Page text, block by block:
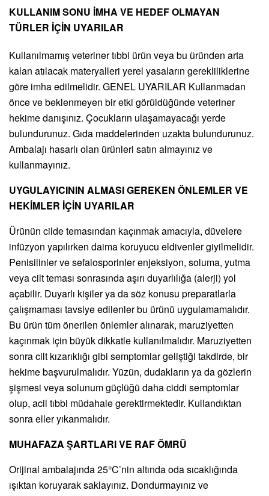
KULLANIM SONU İMHA VE HEDEF OLMAYAN
TÜRLER İÇİN UYARILAR
Kullanılmamış veteriner tıbbi ürün veya bu üründen arta
kalan atılacak materyalleri yerel yasaların gerekliliklerine
göre imha edilmelidir. GENEL UYARILAR Kullanmadan
önce ve beklenmeyen bir etki görüldüğünde veteriner
hekime danışınız. Çocukların ulaşamayacağı yerde
bulundurunuz. Gıda maddelerinden uzakta bulundurunuz.
Ambalajı hasarlı olan ürünleri satın almayınız ve
kullanmayınız.
UYGULAYICININ ALMASI GEREKEN ÖNLEMLER VE
HEKİMLER İÇİN UYARILAR
Ürünün cilde temasından kaçınmak amacıyla, düvelere
infüzyon yapılırken daima koruyucu eldivenler giyilmelidir.
Penisilinler ve sefalosporinler enjeksiyon, soluma, yutma
veya cilt teması sonrasında aşırı duyarlılığa (alerji) yol
açabilir. Duyarlı kişiler ya da söz konusu preparatlarla
çalışmaması tavsiye edilenler bu ürünü uygulamamalıdır.
Bu ürün tüm önerilen önlemler alınarak, maruziyetten
kaçınmak için büyük dikkatle kullanılmalıdır. Maruziyetten
sonra cilt kızarıklığı gibi semptomlar geliştiği takdirde, bir
hekime başvurulmalıdır. Yüzün, dudakların ya da gözlerin
şişmesi veya solunum güçlüğü daha ciddi semptomlar
olup, acil tıbbi müdahale gerektirmektedir. Kullandıktan
sonra eller yıkanmalıdır.
MUHAFAZA ŞARTLARI VE RAF ÖMRÜ
Orijinal ambalajında 25°C’nin altında oda sıcaklığında
ışıktan koruyarak saklayınız. Dondurmayınız ve